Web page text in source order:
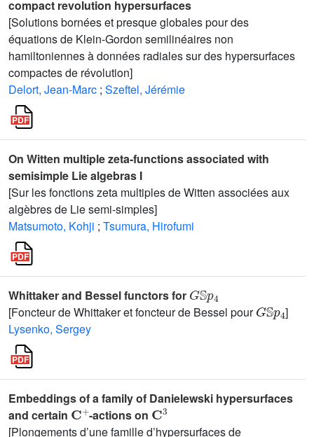
compact revolution hypersurfaces
[Solutions bornées et presque globales pour des
équations de Klein-Gordon semilinéaires non
hamiltoniennes à données radiales sur des hypersurfaces
compactes de révolution]
Delort, Jean-Marc ; Szeftel, Jérémie
On Witten multiple zeta-functions associated with
semisimple Lie algebras I
[Sur les fonctions zeta multiples de Witten associées aux
algèbres de Lie semi-simples]
Matsumoto, Kohji ; Tsumura, Hirofumi
Whittaker and Bessel functors for
[Foncteur de Whittaker et foncteur de Bessel pour
]
Lysenko, Sergey
Embeddings of a family of Danielewski hypersurfaces
and certain
C+
-actions on
C3
[Plongements d’une famille d’hypersurfaces de